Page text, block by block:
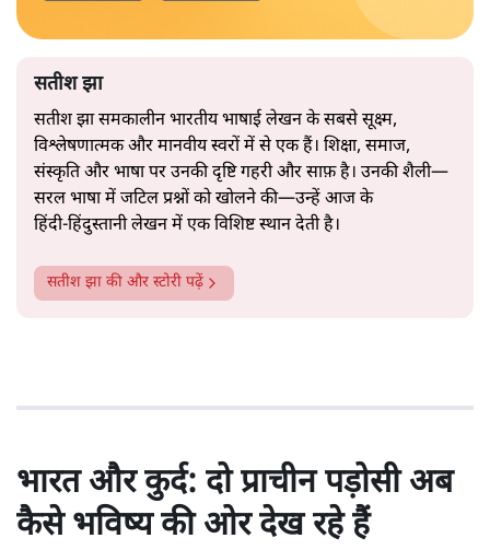
सतीश झा
सतीश झा समकालीन भारतीय भाषाई लेखन के सबसे सूक्ष्म,
विश्लेषणात्मक और मानवीय स्वरों में से एक हैं। शिक्षा, समाज,
संस्कृति और भाषा पर उनकी दृष्टि गहरी और साफ़ है। उनकी शैली—
सरल भाषा में जटिल प्रश्नों को खोलने की—उन्हें आज के
हिंदी‑हिंदुस्तानी लेखन में एक विशिष्ट स्थान देती है।
सतीश झा की और स्टोरी पढ़ें
भारत और कुर्द: दो प्राचीन पड़ोसी अब
कैसे भविष्य की ओर देख रहे हैं